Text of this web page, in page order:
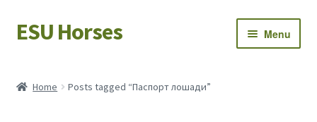
Skip
to
Skip
to
ESU Horses Menu
Home Posts tagged “Паспорт лошади”